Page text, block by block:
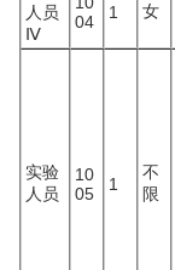
人员
Ⅳ
04
1 女
实验
人员
10
05
1
不
限